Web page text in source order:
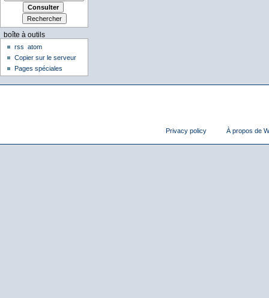
boîte à outils
rss
atom
Copier sur le serveur
Pages spéciales
Privacy policy À propos de